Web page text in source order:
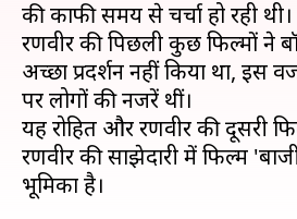
की काफी समय से चर्चा हो रही थी।
रणवीर की पिछली कुछ फिल्मों ने
अच्छा प्रदर्शन नहीं किया था, इस
पर लोगों की नजरें थीं।
यह रोहित और रणवीर की दूसरी
रणवीर की साझेदारी में फिल्म